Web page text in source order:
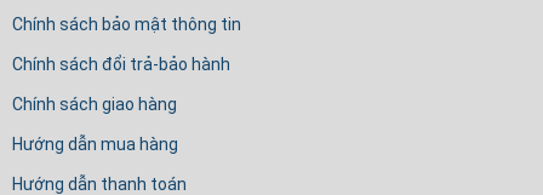
Chính sách bảo mật thông tin
Chính sách đổi trả-bảo hành
Chính sách giao hàng
Hướng dẫn mua hàng
Hướng dẫn thanh toán